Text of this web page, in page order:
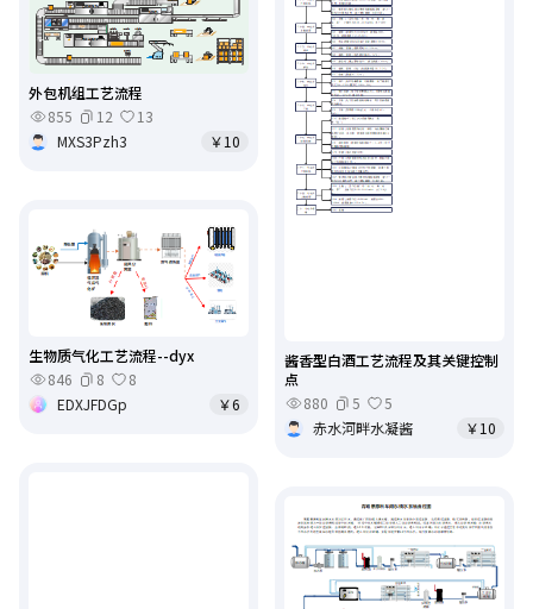
酱香型白酒工艺流程及其关键控制
点
880
5
5
赤水河畔水凝酱
￥10
外包机组工艺流程
855
12
13
MXS3Pzh3
￥10
生物质气化工艺流程--dyx
846
8
8
EDXJFDGp
￥6